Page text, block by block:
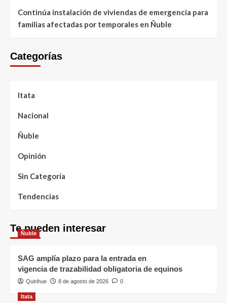
Continúa instalación de viviendas de emergencia para
familias afectadas por temporales en Ñuble
Categorías
Itata
Nacional
Ñuble
Opinión
Sin Categoría
Tendencias
Te pueden interesar
Ñuble
SAG amplía plazo para la entrada en
vigencia de trazabilidad obligatoria de equinos
Quirihue 8 de agosto de 2026 0
Itata